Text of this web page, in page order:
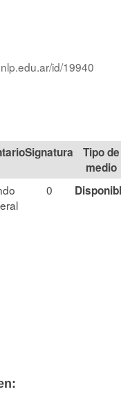
id/19940
Signatura
Tipo de
medio
0